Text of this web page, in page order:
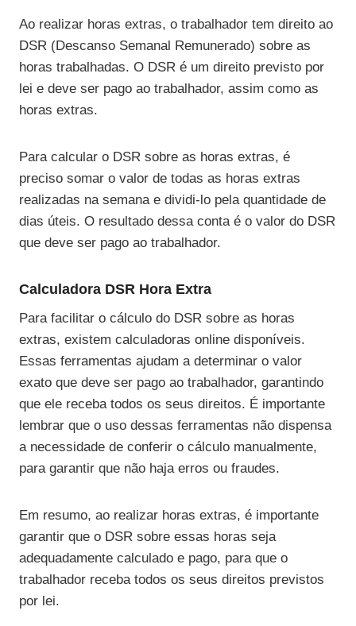
Ao realizar horas extras, o trabalhador tem direito ao
DSR (Descanso Semanal Remunerado) sobre as
horas trabalhadas. O DSR é um direito previsto por
lei e deve ser pago ao trabalhador, assim como as
horas extras.
Para calcular o DSR sobre as horas extras, é
preciso somar o valor de todas as horas extras
realizadas na semana e dividi-lo pela quantidade de
dias úteis. O resultado dessa conta é o valor do DSR
que deve ser pago ao trabalhador.
Calculadora DSR Hora Extra
Para facilitar o cálculo do DSR sobre as horas
extras, existem calculadoras online disponíveis.
Essas ferramentas ajudam a determinar o valor
exato que deve ser pago ao trabalhador, garantindo
que ele receba todos os seus direitos. É importante
lembrar que o uso dessas ferramentas não dispensa
a necessidade de conferir o cálculo manualmente,
para garantir que não haja erros ou fraudes.
Em resumo, ao realizar horas extras, é importante
garantir que o DSR sobre essas horas seja
adequadamente calculado e pago, para que o
trabalhador receba todos os seus direitos previstos
por lei.